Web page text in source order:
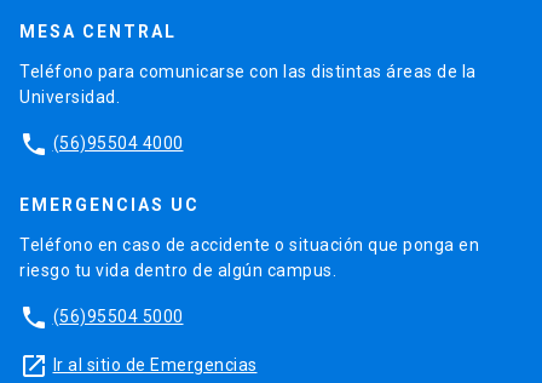
MESA CENTRAL
Teléfono para comunicarse con las distintas áreas de la
Universidad.
phone (56)95504 4000
EMERGENCIAS UC
Teléfono en caso de accidente o situación que ponga en
riesgo tu vida dentro de algún campus.
phone (56)95504 5000
launch Ir al sitio de Emergencias